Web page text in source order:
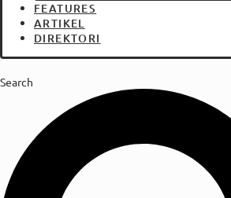
FEATURES
ARTIKEL
DIREKTORI
Search